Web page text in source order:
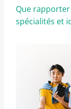
Que rapporter
spécialités et